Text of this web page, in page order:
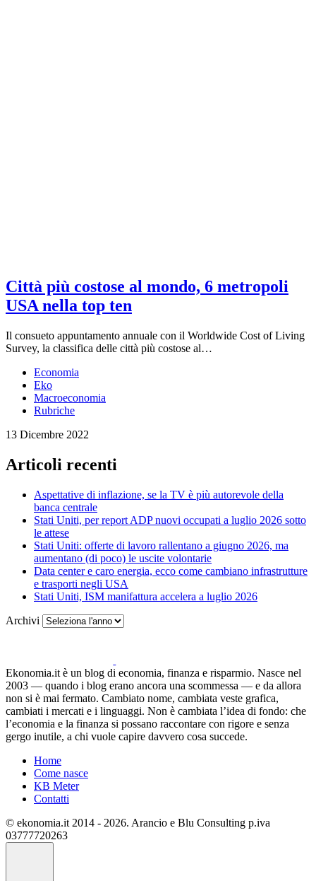
Città più costose al mondo, 6 metropoli
USA nella top ten
Il consueto appuntamento annuale con il Worldwide Cost of Living
Survey, la classifica delle città più costose al…
Economia
Eko
Macroeconomia
Rubriche
13 Dicembre 2022
Articoli recenti
Aspettative di inflazione, se la TV è più autorevole della
banca centrale
Stati Uniti, per report ADP nuovi occupati a luglio 2026 sotto
le attese
Stati Uniti: offerte di lavoro rallentano a giugno 2026, ma
aumentano (di poco) le uscite volontarie
Data center e caro energia, ecco come cambiano infrastrutture
e trasporti negli USA
Stati Uniti, ISM manifattura accelera a luglio 2026
Archivi
Ekonomia.it è un blog di economia, finanza e risparmio. Nasce nel
2003 — quando i blog erano ancora una scommessa — e da allora
non si è mai fermato. Cambiato nome, cambiata veste grafica,
cambiati i mercati e i linguaggi. Non è cambiata l’idea di fondo: che
l’economia e la finanza si possano raccontare con rigore e senza
gergo inutile, a chi vuole capire davvero cosa succede.
Home
Come nasce
KB Meter
Contatti
© ekonomia.it 2014 - 2026. Arancio e Blu Consulting p.iva
03777720263